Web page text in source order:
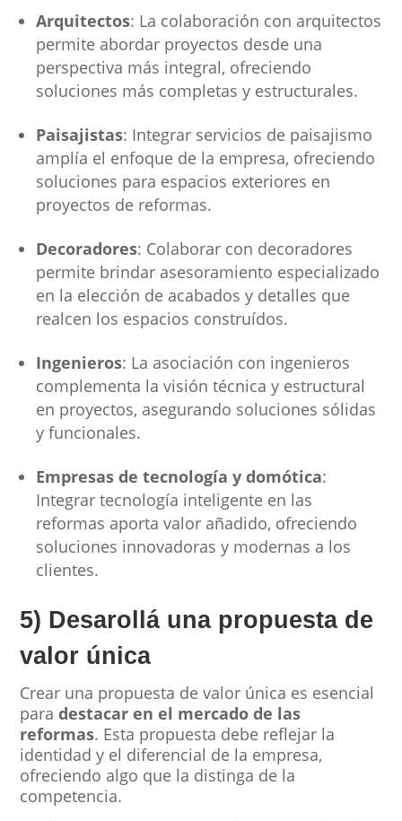
Arquitectos: La colaboración con arquitectos
permite abordar proyectos desde una
perspectiva más integral, ofreciendo
soluciones más completas y estructurales.
Paisajistas: Integrar servicios de paisajismo
amplía el enfoque de la empresa, ofreciendo
soluciones para espacios exteriores en
proyectos de reformas.
Decoradores: Colaborar con decoradores
permite brindar asesoramiento especializado
en la elección de acabados y detalles que
realcen los espacios construídos.
Ingenieros: La asociación con ingenieros
complementa la visión técnica y estructural
en proyectos, asegurando soluciones sólidas
y funcionales.
Empresas de tecnología y domótica:
Integrar tecnología inteligente en las
reformas aporta valor añadido, ofreciendo
soluciones innovadoras y modernas a los
clientes.
5) Desarollá una propuesta de
valor única
Crear una propuesta de valor única es esencial
paradestacar en el mercado de las
reformas. Esta propuesta debe reflejar la
identidad y el diferencial de la empresa,
ofreciendo algo que la distinga de la
competencia.